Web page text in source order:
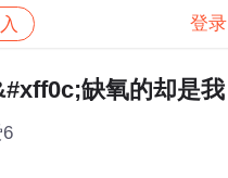
登录
感慨 帖子详情
缺氧的却是我